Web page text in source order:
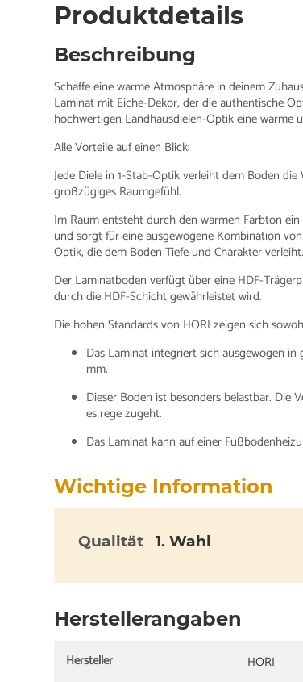
Produktdetails
Beschreibung
Schaffe eine warme Atmosphäre in deinem
Laminat mit Eiche-Dekor, der die authentische
hochwertigen Landhausdielen-Optik eine warme
Alle Vorteile auf einen Blick:
Jede Diele in 1-Stab-Optik verleiht dem Boden
großzügiges Raumgefühl.
Im Raum entsteht durch den warmen Farbton
und sorgt für eine ausgewogene Kombination
Optik, die dem Boden Tiefe und Charakter verleiht.
Der Laminatboden verfügt über eine HDF-
durch die HDF-Schicht gewährleistet wird.
Die hohen Standards von HORI zeigen sich
Das Laminat integriert sich ausgewogen
mm.
Dieser Boden ist besonders belastbar. Die
es rege zugeht.
Das Laminat kann auf einer
Wichtige Information
Qualität 1. Wahl
Herstellerangaben
Hersteller HORI